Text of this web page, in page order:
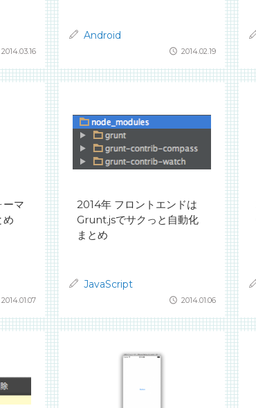
2014.03.16
Android
2014.02.19
ーマ
め
2014.01.07
2014年 フロントエンドは
Grunt.jsでサクっと自動化
まとめ
JavaScript
2014.01.06